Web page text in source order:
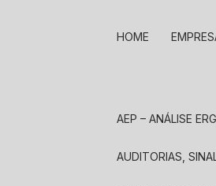
HOME
AEP – ANÁLISE
AUDITORIAS,